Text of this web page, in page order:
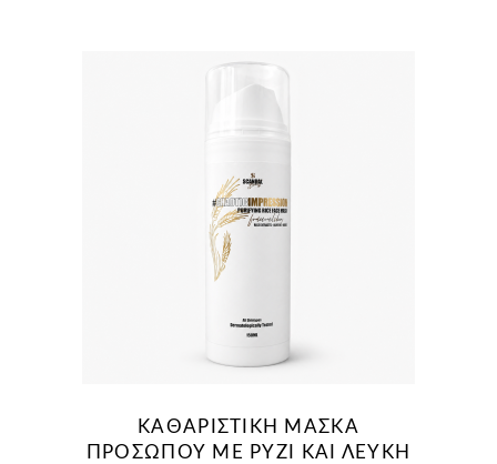
ΚΑΘΑΡΙΣΤΙΚΗ ΜΑΣΚΑ
ΠΡΟΣΩΠΟΥ ΜΕ ΡΥΖΙ ΚΑΙ ΛΕΥΚΗ